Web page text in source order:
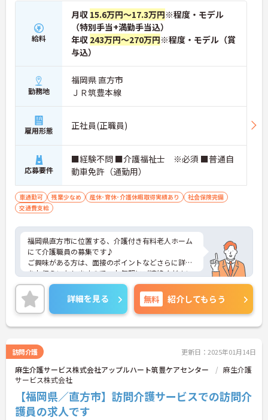
給料
月収 15.6万円～17.3万円※程度・モデル
（特別手当+満勤手当込）
年収 243万円～270万円※程度・モデル（賞
与込）
勤務地
福岡県 直方市
ＪＲ筑豊本線
雇用形態 正社員(正職員)
応募要件
■経験不問 ■介護福祉士 ※必須 ■普通自
動車免許（通勤用）
車通勤可 残業少なめ 産休･育休･介護休暇取得実績あり
社会保険完備
交通費支給
福岡県直方市に位置する、介護付き有料老人ホーム
にて介護職員の募集です♪
ご興味がある方は、面接のポイントなどさらに詳細
をお伝えいたしますので、お気軽にご連絡ください
♪
詳細を見る 無料 紹介してもらう
訪問介護 更新日：2025年01月14日
麻生介護サービス株式会社アップルハート筑豊ケアセンター
麻生介護
サービス株式会社
【福岡県／直方市】訪問介護サービスでの訪問介
護員の求人です